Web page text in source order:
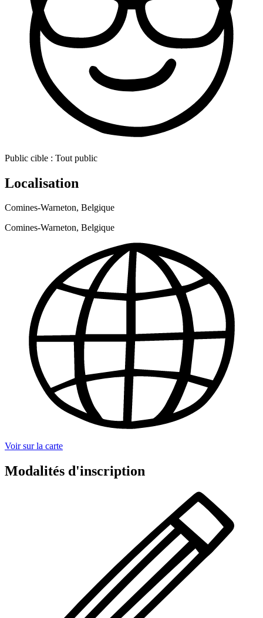
Public cible : Tout public
Localisation
Comines-Warneton, Belgique
Comines-Warneton, Belgique
Voir sur la carte
Modalités d'inscription